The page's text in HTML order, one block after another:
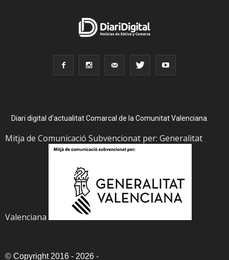
Diari digital d’actualitat Comarcal de la Comunitat Valenciana.
Mitja de Comunicació Subvencionat per: Generalitat
Valenciana
© Copyright 2016 - 2026 -